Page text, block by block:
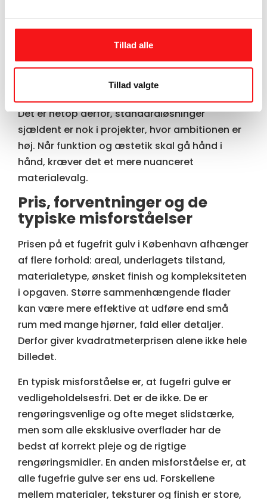
Tillad alle
Tillad valgte
gulvet være med til at løfte hele
og professionalisme. I en klinik kan det
understøtte et rent og tillidsvækkende miljø.
Det er netop derfor, standardløsninger
sjældent er nok i projekter, hvor ambitionen er
høj. Når funktion og æstetik skal gå hånd i
hånd, kræver det et mere nuanceret
materialevalg.
Pris, forventninger og de
typiske misforståelser
Prisen på et fugefrit gulv i København afhænger
af flere forhold: areal, underlagets tilstand,
materialetype, ønsket finish og kompleksiteten
i opgaven. Større sammenhængende flader
kan være mere effektive at udføre end små
rum med mange hjørner, fald eller detaljer.
Derfor giver kvadratmeterprisen alene ikke hele
billedet.
En typisk misforståelse er, at fugefri gulve er
vedligeholdelsesfri. Det er de ikke. De er
rengøringsvenlige og ofte meget slidstærke,
men som alle eksklusive overflader har de
bedst af korrekt pleje og de rigtige
rengøringsmidler. En anden misforståelse er, at
alle fugefrie gulve ser ens ud. Forskellene
mellem materialer, teksturer og finish er store,